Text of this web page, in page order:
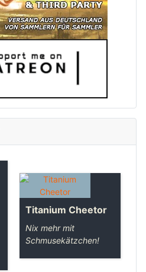
Titanium Cheetor
Nix mehr mit
Schmusekätzchen!